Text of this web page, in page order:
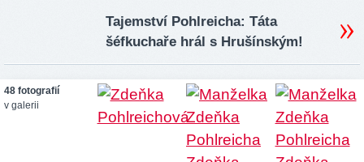
Tajemství Pohlreicha: Táta
šéfkuchaře hrál s Hrušínským!
48 fotografií
v galerii